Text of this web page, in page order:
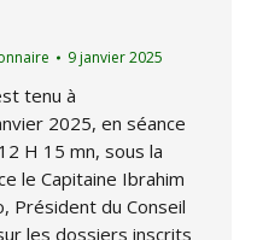
9 janvier 2025
tenu à
2025, en séance
H 15 mn, sous la
le Capitaine Ibrahim
Président du Conseil
les dossiers inscrits